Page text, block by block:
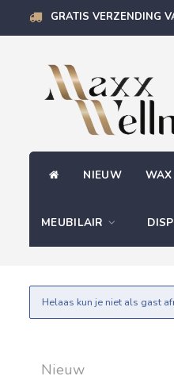
GRATIS VERZENDING
NIEUW WAX
MEUBILAIR
Helaas kun je niet als gast
Nieuw